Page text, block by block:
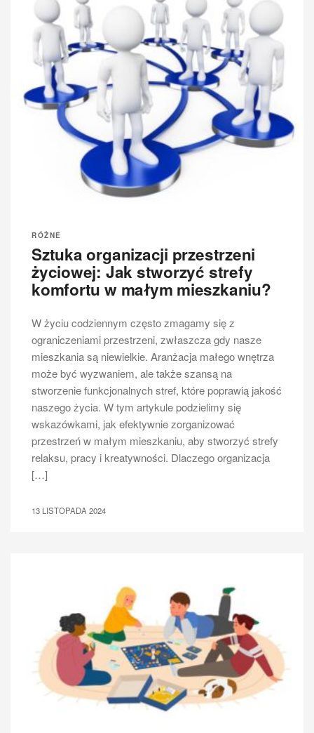
RÓŻNE
Sztuka organizacji przestrzeni
życiowej: Jak stworzyć strefy
komfortu w małym mieszkaniu?
W życiu codziennym często zmagamy się z
ograniczeniami przestrzeni, zwłaszcza gdy nasze
mieszkania są niewielkie. Aranżacja małego wnętrza
może być wyzwaniem, ale także szansą na
stworzenie funkcjonalnych stref, które poprawią jakość
naszego życia. W tym artykule podzielimy się
wskazówkami, jak efektywnie zorganizować
przestrzeń w małym mieszkaniu, aby stworzyć strefy
relaksu, pracy i kreatywności. Dlaczego organizacja
[…]
13 LISTOPADA 2024